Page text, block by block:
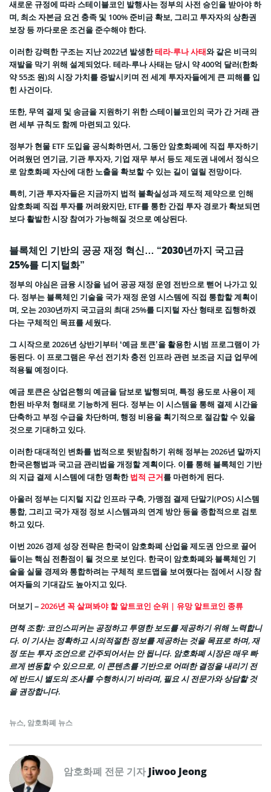
새로운 규정에 따라 스테이블코인 발행사는 정부의 사전 승인을 받아야 하
며, 최소 자본금 요건 충족 및 100% 준비금 확보, 그리고 투자자의 상환권
보장 등 까다로운 조건을 준수해야 한다.
이러한 강력한 구조는 지난 2022년 발생한테라-루나 사태와 같은 비극의
재발을 막기 위해 설계되었다. 테라-루나 사태는 당시 약 400억 달러(한화
약 55조 원)의 시장 가치를 증발시키며 전 세계 투자자들에게 큰 피해를 입
힌 사건이다.
또한, 무역 결제 및 송금을 지원하기 위한 스테이블코인의 국가 간 거래 관
련 세부 규칙도 함께 마련되고 있다.
정부가 현물 ETF 도입을 공식화하면서, 그동안 암호화폐에 직접 투자하기
어려웠던 연기금, 기관 투자자, 기업 재무 부서 등도 제도권 내에서 정식으
로 암호화폐 자산에 대한 노출을 확보할 수 있는 길이 열릴 전망이다.
특히, 기관 투자자들은 지금까지 법적 불확실성과 제도적 제약으로 인해
암호화폐 직접 투자를 꺼려왔지만, ETF를 통한 간접 투자 경로가 확보되면
보다 활발한 시장 참여가 가능해질 것으로 예상된다.
블록체인 기반의 공공 재정 혁신… “2030년까지 국고금
25%를 디지털화”
정부의 야심은 금융 시장을 넘어 공공 재정 운영 전반으로 뻗어 나가고 있
다. 정부는 블록체인 기술을 국가 재정 운영 시스템에 직접 통합할 계획이
며, 오는 2030년까지 국고금의 최대 25%를 디지털 자산 형태로 집행하겠
다는 구체적인 목표를 세웠다.
그 시작으로 2026년 상반기부터 ‘예금 토큰’을 활용한 시범 프로그램이 가
동된다. 이 프로그램은 우선 전기차 충전 인프라 관련 보조금 지급 업무에
적용될 예정이다.
예금 토큰은 상업은행의 예금을 담보로 발행되며, 특정 용도로 사용이 제
한된 바우처 형태로 기능하게 된다. 정부는 이 시스템을 통해 결제 시간을
단축하고 부정 수급을 차단하며, 행정 비용을 획기적으로 절감할 수 있을
것으로 기대하고 있다.
이러한 대대적인 변화를 법적으로 뒷받침하기 위해 정부는 2026년 말까지
한국은행법과 국고금 관리법을 개정할 계획이다. 이를 통해 블록체인 기반
의 지급 결제 시스템에 대한 명확한법적 근거를 마련하게 된다.
아울러 정부는 디지털 지갑 인프라 구축, 가맹점 결제 단말기(POS) 시스템
통합, 그리고 국가 재정 정보 시스템과의 연계 방안 등을 종합적으로 검토
하고 있다.
이번 2026 경제 성장 전략은 한국이 암호화폐 산업을 제도권 안으로 끌어
들이는 핵심 전환점이 될 것으로 보인다. 한국이 암호화폐와 블록체인 기
술을 실물 경제와 통합하려는 구체적 로드맵을 보여줬다는 점에서 시장 참
여자들의 기대감도 높아지고 있다.
더보기 –2026년 꼭 살펴봐야 할 알트코인 순위 | 유망 알트코인 종류
면책 조항: 코인스피커는 공정하고 투명한 보도를 제공하기 위해 노력합니
다. 이 기사는 정확하고 시의적절한 정보를 제공하는 것을 목표로 하며, 재
정 또는 투자 조언으로 간주되어서는 안 됩니다. 암호화폐 시장은 매우 빠
르게 변동할 수 있으므로, 이 콘텐츠를 기반으로 어떠한 결정을 내리기 전
에 반드시 별도의 조사를 수행하시기 바라며, 필요 시 전문가와 상담할 것
을 권장합니다.
뉴스, 암호화폐 뉴스
암호화폐 전문 기자Jiwoo Jeong